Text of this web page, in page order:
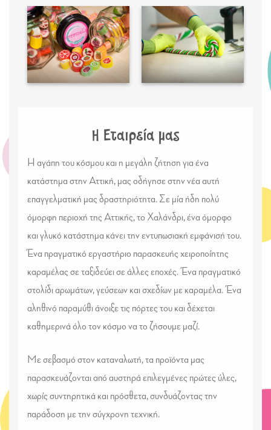
Η Εταιρεία μας
Η αγάπη του κόσμου και η μεγάλη ζήτηση για ένα
κατάστημα στην Αττική, μας οδήγησε στην νέα αυτή
επαγγελματική μας δραστηριότητα. Σε μία ήδη πολύ
όμορφη περιοχή της Αττικής, το Χαλάνδρι, ένα όμορφο
και γλυκό κατάστημα κάνει την εντυπωσιακή εμφάνισή του.
Ένα πραγματικό εργαστήριο παρασκευής χειροποίητης
καραμέλας σε ταξιδεύει σε άλλες εποχές. Ένα πραγματικό
στολίδι αρωμάτων, γεύσεων και σχεδίων με καραμέλα. Ένα
αληθινό παραμύθι άνοιξε τις πόρτες του και δέχεται
καθημερινά όλο τον κόσμο να το ζήσουμε μαζί.
Με σεβασμό στον καταναλωτή, τα προϊόντα μας
παρασκευάζονται από αυστηρά επιλεγμένες πρώτες ύλες,
χωρίς συντηρητικά και πρόσθετα, συνδυάζοντας την
παράδοση με την σύγχρονη τεχνική.